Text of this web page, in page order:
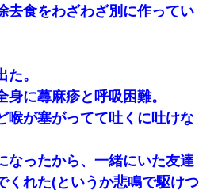
去食をわざわざ別に作ってい
。
身に蕁麻疹と呼吸困難。
喉が塞がってて吐くに吐けな
なったから、一緒にいた友達
くれた(というか悲鳴で駆けつ